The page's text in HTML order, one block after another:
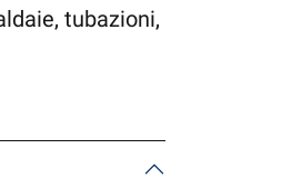
tubazioni,